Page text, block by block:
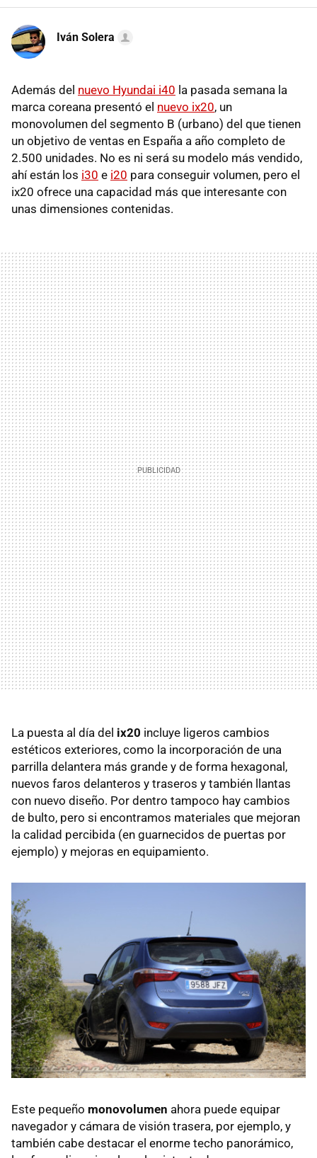
Iván Solera
Además del nuevo Hyundai i40 la pasada semana la
marca coreana presentó el nuevo ix20, un
monovolumen del segmento B (urbano) del que tienen
un objetivo de ventas en España a año completo de
2.500 unidades. No es ni será su modelo más vendido,
ahí están los i30 e i20 para conseguir volumen, pero el
ix20 ofrece una capacidad más que interesante con
unas dimensiones contenidas.
La puesta al día del ix20 incluye ligeros cambios
estéticos exteriores, como la incorporación de una
parrilla delantera más grande y de forma hexagonal,
nuevos faros delanteros y traseros y también llantas
con nuevo diseño. Por dentro tampoco hay cambios
de bulto, pero si encontramos materiales que mejoran
la calidad percibida (en guarnecidos de puertas por
ejemplo) y mejoras en equipamiento.
Este pequeño monovolumen ahora puede equipar
navegador y cámara de visión trasera, por ejemplo, y
también cabe destacar el enorme techo panorámico,